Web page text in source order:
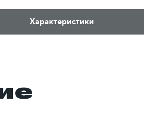
Характеристики